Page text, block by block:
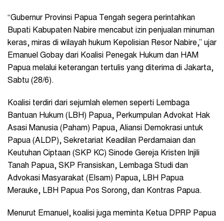
“Gubernur Provinsi Papua Tengah segera perintahkan
Bupati Kabupaten Nabire mencabut izin penjualan minuman
keras, miras di wilayah hukum Kepolisian Resor Nabire,” ujar
Emanuel Gobay dari Koalisi Penegak Hukum dan HAM
Papua melalui keterangan tertulis yang diterima di Jakarta,
Sabtu (28/6).
Koalisi terdiri dari sejumlah elemen seperti Lembaga
Bantuan Hukum (LBH) Papua, Perkumpulan Advokat Hak
Asasi Manusia (Paham) Papua, Aliansi Demokrasi untuk
Papua (ALDP), Sekretariat Keadilan Perdamaian dan
Keutuhan Ciptaan (SKP KC) Sinode Gereja Kristen Injili
Tanah Papua, SKP Fransiskan, Lembaga Studi dan
Advokasi Masyarakat (Elsam) Papua, LBH Papua
Merauke, LBH Papua Pos Sorong, dan Kontras Papua.
Menurut Emanuel, koalisi juga meminta Ketua DPRP Papua